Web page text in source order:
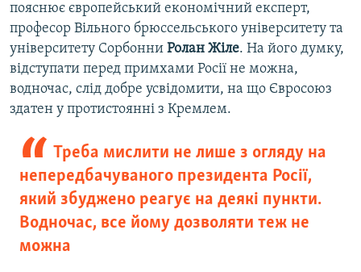
пояснює європейський економічний експерт,
професор Вільного брюссельського університету та
університету Сорбонни Ролан Жіле. На його думку,
відступати перед примхами Росії не можна,
водночас, слід добре усвідомити, на що Євросоюз
здатен у протистоянні з Кремлем.
Треба мислити не лише з огляду на
непередбачуваного президента Росії,
який збуджено реагує на деякі пункти.
Водночас, все йому дозволяти теж не
можна